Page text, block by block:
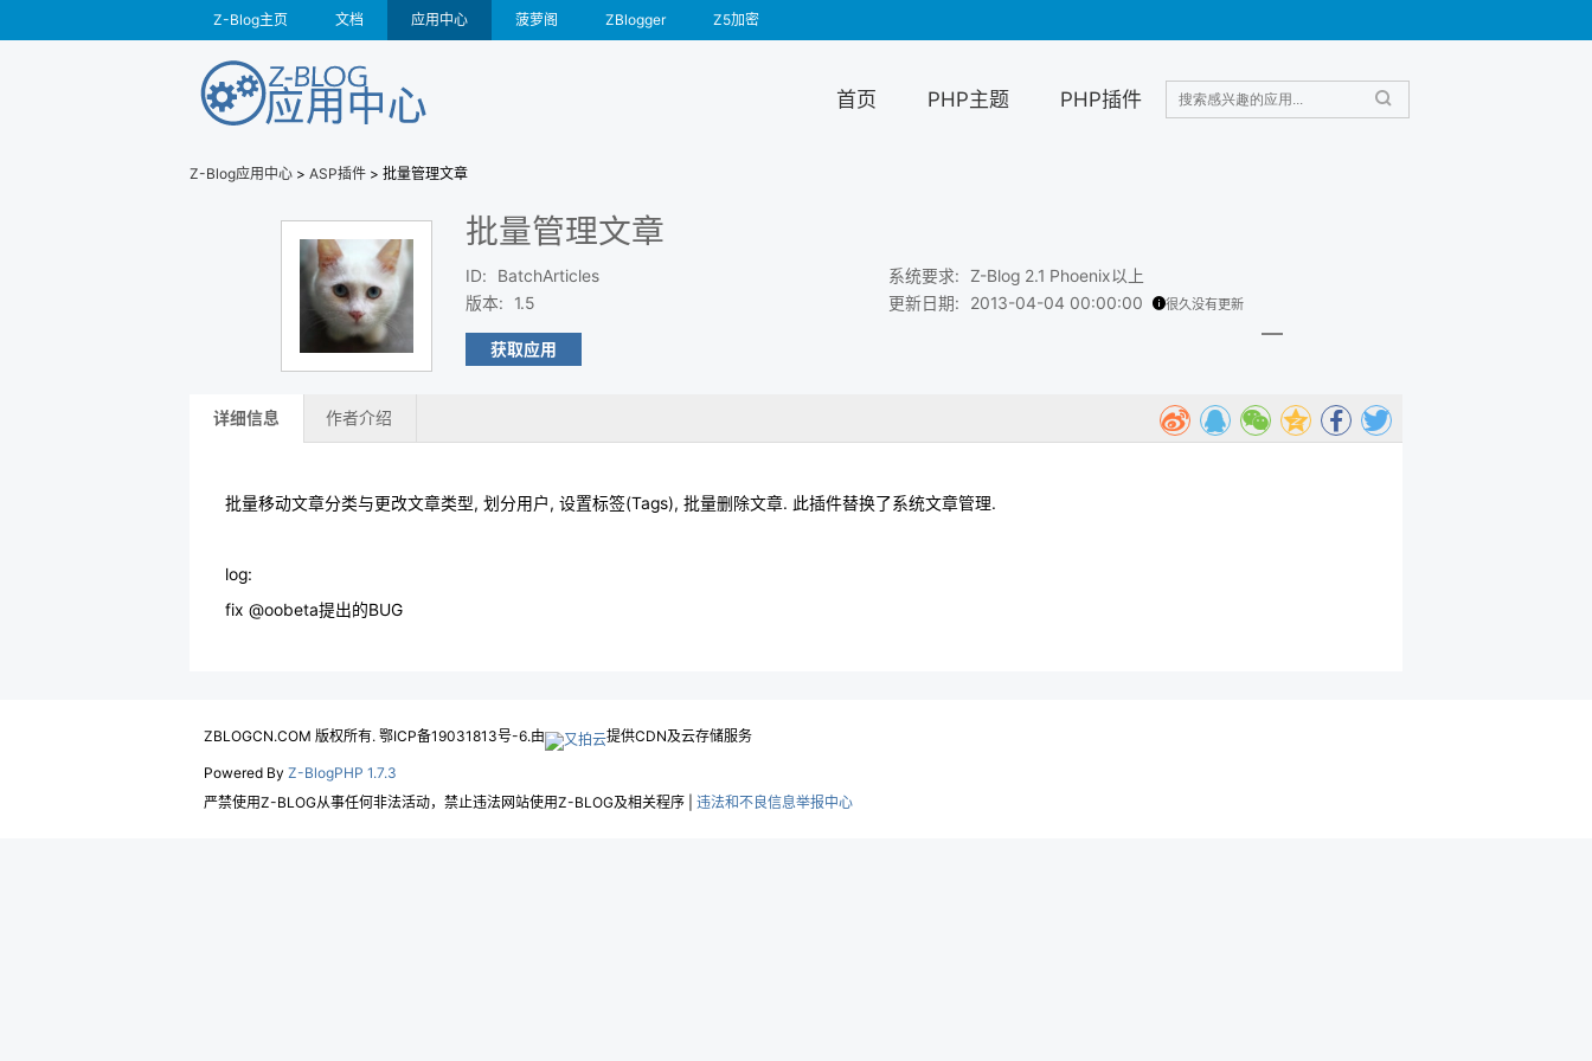
Z-Blog主页 文档 应用中心 菠萝阁 ZBlogger Z5加密
首页 PHP主题 PHP插件
Z-Blog应用中心 > ASP插件 > 批量管理文章
批量管理文章
ID:
BatchArticles
版本: 1.5
系统要求:
Z-Blog 2.1 Phoenix以上
更新日期: 2013-04-04 00:00:00 很久没有更新
获取应用
详细信息 作者介绍
批量移动文章分类与更改文章类型, 划分用户, 设置标签(Tags), 批量删除文章. 此插件替换了系统文章管理.
log:
fix @oobeta提出的BUG
ZBLOGCN.COM 版权所有. 鄂ICP备19031813号-6.由 提供CDN及云存储服务
Powered By Z-BlogPHP 1.7.3
严禁使用Z-BLOG从事任何非法活动，禁止违法网站使用Z-BLOG及相关程序 | 违法和不良信息举报中心